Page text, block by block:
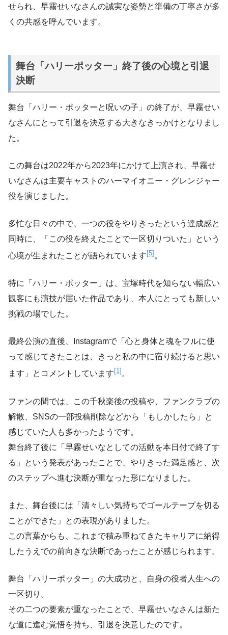
せられ、早霧せいなさんの誠実な姿勢と準備の丁寧さが多
くの共感を呼んでいます。
舞台「ハリーポッター」終了後の心境と引退
決断
舞台「ハリー・ポッターと呪いの子」の終了が、早霧せい
なさんにとって引退を決意する大きなきっかけとなりまし
た。
この舞台は2022年から2023年にかけて上演され、早霧せ
いなさんは主要キャストのハーマイオニー・グレンジャー
役を演じました。
多忙な日々の中で、一つの役をやりきったという達成感と
同時に、「この役を終えたことで一区切りついた」という
心境が生まれたことが語られています [5] 。
特に「ハリー・ポッター」は、宝塚時代を知らない幅広い
観客にも演技が届いた作品であり、本人にとっても新しい
挑戦の場でした。
最終公演の直後、Instagramで「心と身体と魂をフルに使
って感じてきたことは、きっと私の中に宿り続けると思い
ます」とコメントしています [1] 。
ファンの間では、この千秋楽後の投稿や、ファンクラブの
解散、SNSの一部投稿削除などから「もしかしたら」と
感じていた人も多かったようです。
舞台終了後に「早霧せいなとしての活動を本日付で終了す
る」という発表があったことで、やりきった満足感と、次
のステップへ進む決断が重なった形になりました。
また、舞台後には「清々しい気持ちでゴールテープを切る
ことができた」との表現がありました。
この言葉からも、これまで積み重ねてきたキャリアに納得
したうえでの前向きな決断であったことが感じられます。
舞台「ハリーポッター」の大成功と、自身の役者人生への
一区切り。
その二つの要素が重なったことで、早霧せいなさんは新た
な道に進む覚悟を持ち、引退を決意したのです。